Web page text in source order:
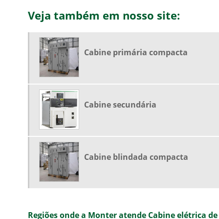
Veja também em nosso site:
Cabine primária compacta
Cabine secundária
Cabine blindada compacta
Regiões onde a Monter atende Cabine elétrica